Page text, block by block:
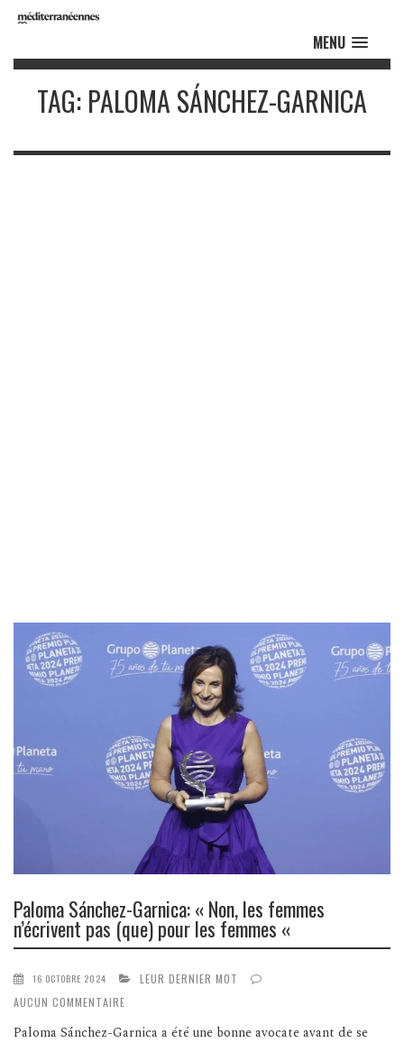
MENU
TAG: PALOMA SÁNCHEZ-GARNICA
Paloma Sánchez-Garnica: « Non, les femmes
n’écrivent pas (que) pour les femmes «
16 OCTOBRE 2024
LEUR DERNIER MOT
AUCUN COMMENTAIRE
Paloma Sánchez-Garnica a été une bonne avocate avant de se